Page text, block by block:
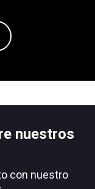
nuestros
con nuestro